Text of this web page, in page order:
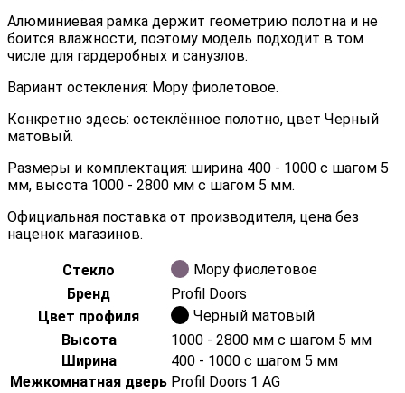
Алюминиевая рамка держит геометрию полотна и не
боится влажности, поэтому модель подходит в том
числе для гардеробных и санузлов.
Вариант остекления: Мору фиолетовое.
Конкретно здесь: остеклённое полотно, цвет Черный
матовый.
Размеры и комплектация: ширина 400 - 1000 с шагом 5
мм, высота 1000 - 2800 мм с шагом 5 мм.
Официальная поставка от производителя, цена без
наценок магазинов.
Стекло
Мору фиолетовое
Бренд
Profil Doors
Цвет профиля
Черный матовый
Высота
1000 - 2800 мм с шагом 5 мм
Ширина
400 - 1000 с шагом 5 мм
Межкомнатная дверь Profil Doors 1 AG